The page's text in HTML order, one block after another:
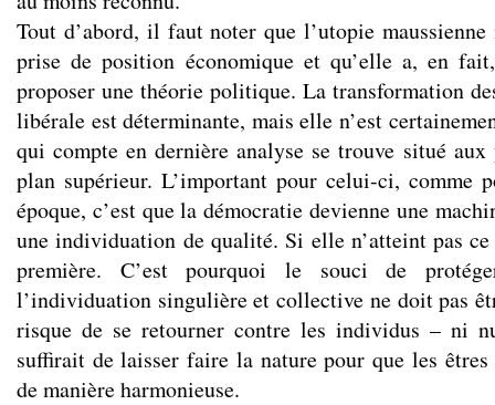
Tout d’abord, il faut noter que l’utopie
prise de position économique et qu’elle a, en
proposer une théorie politique. La transformation
libérale est déterminante, mais elle n’est
qui compte en dernière analyse se trouve situé
plan supérieur. L’important pour celui-ci, comme
époque, c’est que la démocratie devienne une
une individuation de qualité. Si elle n’atteint pas
première. C’est pourquoi le souci de
l’individuation singulière et collective ne doit pas
risque de se retourner contre les individus – ni
suffirait de laisser faire la nature pour que les êtres
de manière harmonieuse.